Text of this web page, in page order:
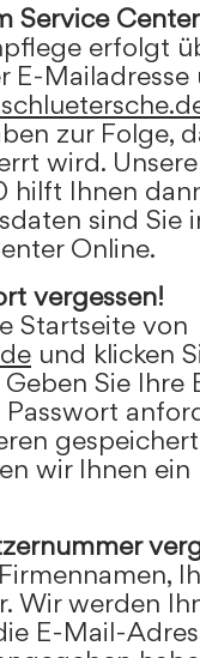
Service
erfolgt
E-
zur Folge,
wird.
hilft Ihnen
sind Sie
Online.
vergessen!
Startseite von
und klicken
Geben Sie
Passwort
wir Ihnen
Wir werden
E-Mail-